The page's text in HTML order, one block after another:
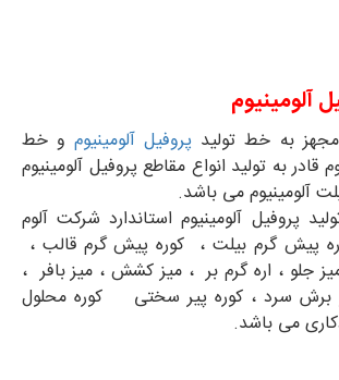
آلومینیوم
به خط تولید پروفیل آلومینیوم و خط
قادر به تولید انواع مقاطع پروفیل آلومینیوم
آلومینیوم می باشد.
پروفیل آلومینیوم استاندارد شرکت آلوم
پیش گرم بیلت ، کوره پیش گرم قالب ،
جلو ، اره گرم بر ، میز کشش ، میز بافر ،
برش سرد ، کوره پیر سختی کوره محلول
می باشد.